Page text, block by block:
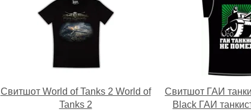
Свитшот World of Tanks 2 World of
Tanks 2
Свитшот ГАИ
Black ГАИ